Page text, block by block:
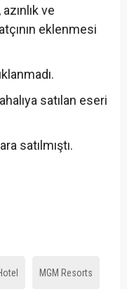
ve
eklenmesi
satılan eseri
satılmıştı.
MGM Resorts